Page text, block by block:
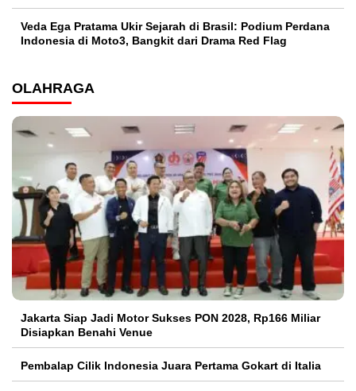
Veda Ega Pratama Ukir Sejarah di Brasil: Podium Perdana
Indonesia di Moto3, Bangkit dari Drama Red Flag
OLAHRAGA
Jakarta Siap Jadi Motor Sukses PON 2028, Rp166 Miliar
Disiapkan Benahi Venue
Pembalap Cilik Indonesia Juara Pertama Gokart di Italia